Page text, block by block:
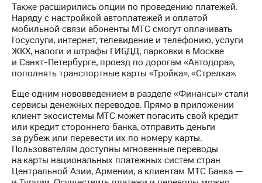
аудит
Рынок
акций
Описание
Программа
приобретения
выкупа
акций
Дивиденды
Рынок
облигаций
Описание
Еврооблигации-2023
Также расширились опции по проведению платежей.
Наряду с настройкой автоплатежей и оплатой
мобильной связи абоненты МТС смогут оплачивать
Госуслуги, интернет, телевидение и телефонию, услуги
ЖКХ, налоги и штрафы ГИБДД, парковки в Москве
и Санкт-Петербурге, проезд по дорогам «Автодора»,
пополнять транспортные карты «Тройка», «Стрелка».
Еще одним нововведением в разделе «Финансы» стали
сервисы денежных переводов. Прямо в приложении
клиент экосистемы МТС может погасить свой кредит
или кредит стороннего банка, отправить деньги
за рубеж или перевести их по номеру карты.
Пользователям доступны мгновенные переводы
на карты национальных платежных систем стран
Центральной Азии, Армении, а клиентам МТС Банка —